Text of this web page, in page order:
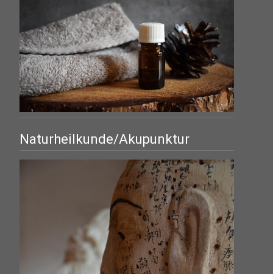
Naturheilkunde/Akupunktur